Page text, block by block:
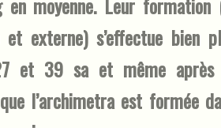
et externe) s’effectue bien
et 39 sa et même
l’archimetra est formée